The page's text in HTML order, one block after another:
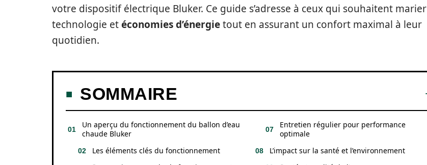
votre dispositif électrique Bluker. Ce guide s’adresse à ceux qui souhaitent marier
technologie etéconomies d’énergietout en assurant un confort maximal à leur
quotidien.
SOMMAIRE
Un aperçu du fonctionnement du ballon d’eau
chaude Bluker
Les éléments clés du fonctionnement
Entretien régulier pour performance
optimale
L’impact sur la santé et l’environnement